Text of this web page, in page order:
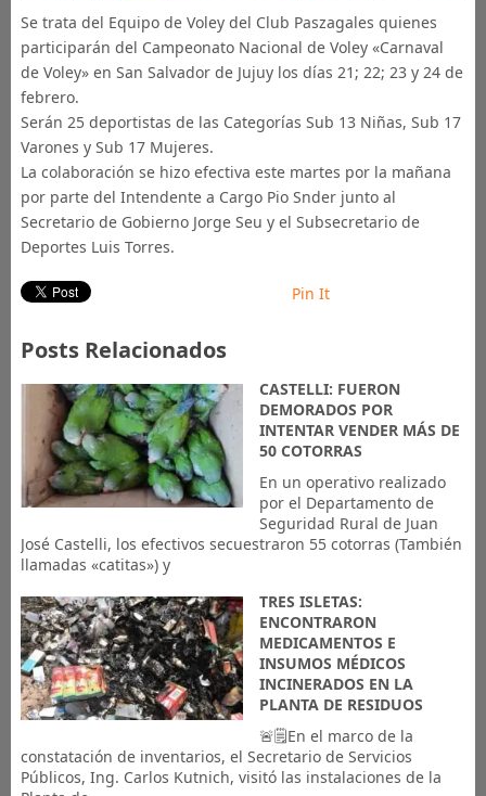
Se trata del Equipo de Voley del Club Paszagales quienes
participarán del Campeonato Nacional de Voley «Carnaval
de Voley» en San Salvador de Jujuy los días 21; 22; 23 y 24 de
febrero.
Serán 25 deportistas de las Categorías Sub 13 Niñas, Sub 17
Varones y Sub 17 Mujeres.
La colaboración se hizo efectiva este martes por la mañana
por parte del Intendente a Cargo Pio Snder junto al
Secretario de Gobierno Jorge Seu y el Subsecretario de
Deportes Luis Torres.
Pin It
Posts Relacionados
CASTELLI: FUERON
DEMORADOS POR
INTENTAR VENDER MÁS DE
50 COTORRAS
En un operativo realizado
por el Departamento de
Seguridad Rural de Juan
José Castelli, los efectivos secuestraron 55 cotorras (También
llamadas «catitas») y
TRES ISLETAS:
ENCONTRARON
MEDICAMENTOS E
INSUMOS MÉDICOS
INCINERADOS EN LA
PLANTA DE RESIDUOS
🚨🗒️En el marco de la
constatación de inventarios, el Secretario de Servicios
Públicos, Ing. Carlos Kutnich, visitó las instalaciones de la